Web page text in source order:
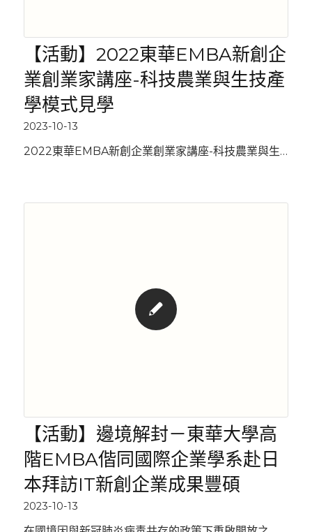
【活動】2022東華EMBA新創企
業創業家講座-科技農業與生技產
學模式見學
2023-10-13
2022東華EMBA新創企業創業家講座-科技農業與生…
【活動】邊境解封－東華大學高
階EMBA偕同國際企業學系赴日
本拜訪IT新創企業成果豐碩
2023-10-13